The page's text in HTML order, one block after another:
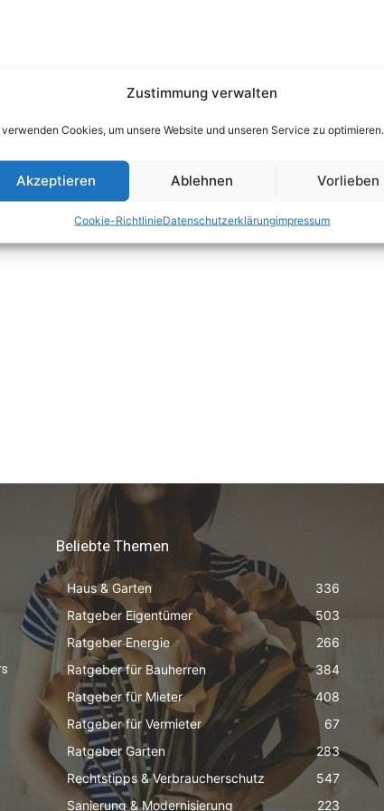
Zustimmung verwalten
verwenden Cookies, um unsere Website und unseren Service zu optimieren.
Akzeptieren Ablehnen Vorlieben
Cookie-RichtlinieDatenschutzerklärungimpressum
Beliebte Themen
Haus & Garten
336
Ratgeber Eigentümer
503
Ratgeber Energie
266
Ratgeber für Bauherren
384
Ratgeber für Mieter
408
Ratgeber für Vermieter
67
Ratgeber Garten
283
Rechtstipps & Verbraucherschutz
547
Sanierung & Modernisierung
223